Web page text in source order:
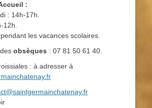
:
: 14h-17h.
12h.
pendant les vacances scolaires.
obsèques : 07 81 50 61 40.
: à adresser à